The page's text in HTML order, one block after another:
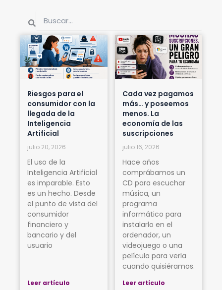
Riesgos para el
consumidor con la
llegada de la
Inteligencia
Artificial
julio 20, 2026
El uso de la
Inteligencia Artificial
es imparable. Esto
es un hecho. Desde
el punto de vista del
consumidor
financiero y
bancario y del
usuario
Leer artículo
Cada vez pagamos
más… y poseemos
menos. La
economía de las
suscripciones
julio 16, 2026
Hace años
comprábamos un
CD para escuchar
música, un
programa
informático para
instalarlo en el
ordenador, un
videojuego o una
película para verla
cuando quisiéramos.
Leer artículo